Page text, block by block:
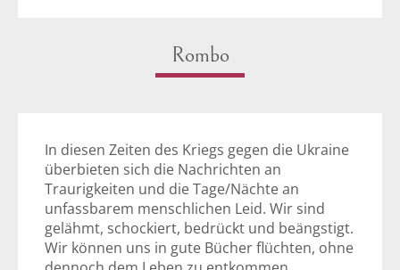
Rombo
In diesen Zeiten des Kriegs gegen die Ukraine
überbieten sich die Nachrichten an
Traurigkeiten und die Tage/Nächte an
unfassbarem menschlichen Leid. Wir sind
gelähmt, schockiert, bedrückt und beängstigt.
Wir können uns in gute Bücher flüchten, ohne